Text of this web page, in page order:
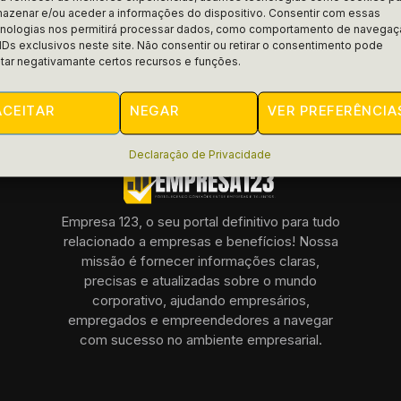
e/ou aceder a informações do dispositivo. Consentir com essas
nos permitirá processar dados, como comportamento de
exclusivos neste site. Não consentir ou retirar o consentimento pode
negativamante certos recursos e funções.
NEGAR VER
Declaração de Privacidade
MARÇO 5, 2025
Empresa 123, o seu portal definitivo para tudo
relacionado a empresas e benefícios! Nossa
missão é fornecer informações claras,
precisas e atualizadas sobre o mundo
corporativo, ajudando empresários,
empregados e empreendedores a navegar
com sucesso no ambiente empresarial.